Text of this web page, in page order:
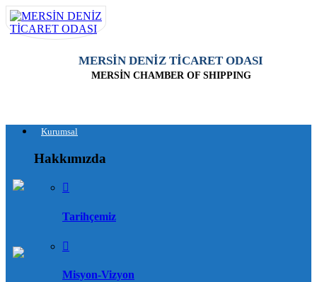
MERSİN DENİZ TİCARET ODASI
MERSİN CHAMBER OF SHIPPING
Kurumsal
Hakkımızda
Tarihçemiz
Misyon-Vizyon